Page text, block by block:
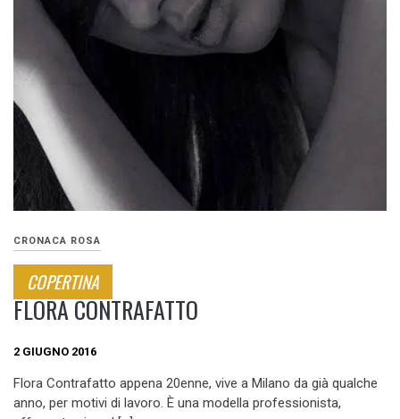
CRONACA ROSA
COPERTINA
FLORA CONTRAFATTO
2 GIUGNO 2016
Flora Contrafatto appena 20enne, vive a Milano da già qualche
anno, per motivi di lavoro. È una modella professionista,